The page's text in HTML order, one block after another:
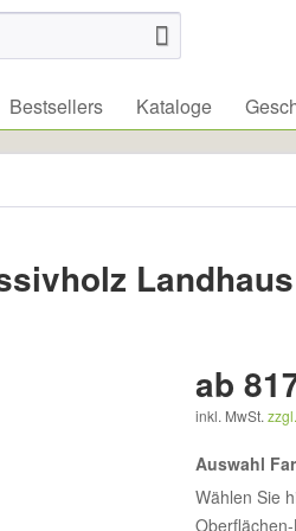
Bestsellers Kataloge
Landhaus
ab
inkl. MwSt.
Auswahl
Wählen Sie